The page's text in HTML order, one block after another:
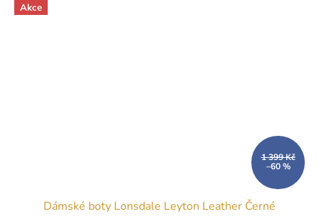
Akce
1 399 Kč
–60 %
Dámské boty Lonsdale Leyton Leather Černé